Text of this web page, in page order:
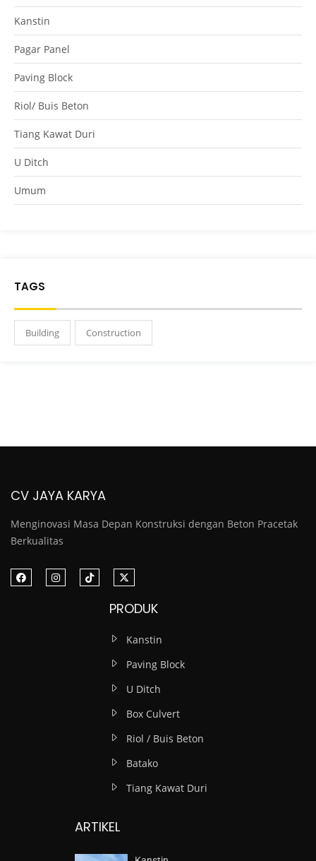
Kanstin
Pagar Panel
Paving Block
Riol/ Buis Beton
Tiang Kawat Duri
U Ditch
Umum
TAGS
Building Construction
CV JAYA KARYA
Menginovasi Masa Depan Konstruksi dengan Beton Pracetak
Berkualitas
PRODUK
Kanstin
Paving Block
U Ditch
Box Culvert
Riol / Buis Beton
Batako
Tiang Kawat Duri
ARTIKEL